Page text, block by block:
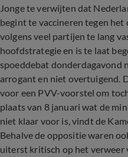
Jonge te verwijten dat
begint te vaccineren tegen
volgens veel partijen te lang
hoofdstrategie en is te laat
spoeddebat donderdagavond
arrogant en niet overtuigend.
voor een PVV-voorstel om
plaats van 8 januari wat de
niet klaar voor is, vindt de
Behalve de oppositie waren
uiterst kritisch op het verweer